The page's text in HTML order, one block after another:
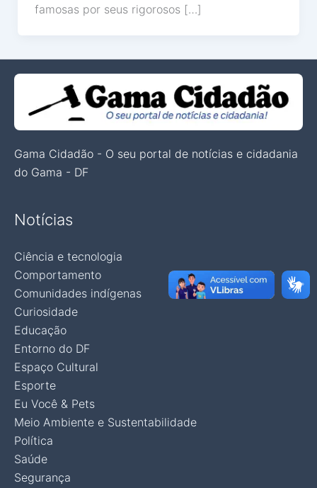
famosas por seus rigorosos […]
Gama Cidadão - O seu portal de notícias e cidadania
do Gama - DF
Notícias
Ciência e tecnologia
Comportamento
Comunidades indígenas
Curiosidade
Educação
Entorno do DF
Espaço Cultural
Esporte
Eu Você & Pets
Meio Ambiente e Sustentabilidade
Política
Saúde
Segurança